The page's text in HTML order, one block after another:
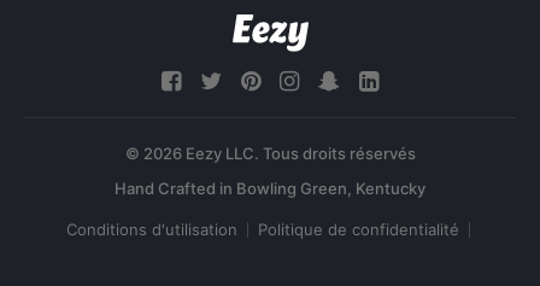
© 2026 Eezy LLC. Tous droits réservés
Conditions d'utilisation Politique de confidentialité